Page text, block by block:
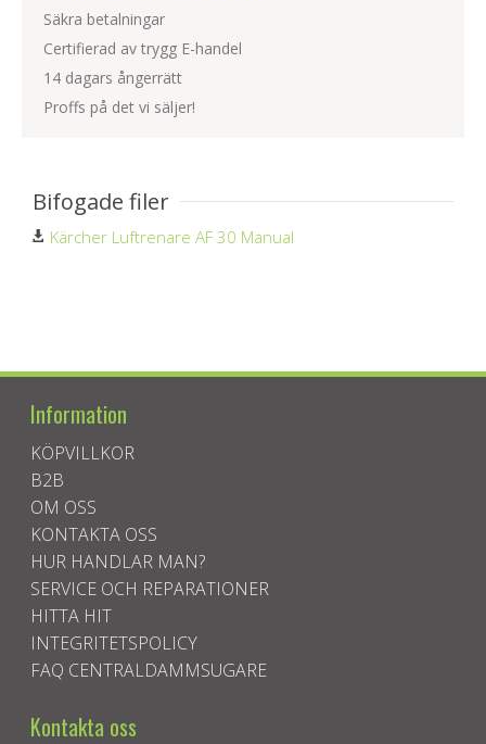
Säkra betalningar
Certifierad av trygg E-handel
14 dagars ångerrätt
Proffs på det vi säljer!
Bifogade filer
Kärcher Luftrenare AF 30 Manual
Information
KÖPVILLKOR
B2B
OM OSS
KONTAKTA OSS
HUR HANDLAR MAN?
SERVICE OCH REPARATIONER
HITTA HIT
INTEGRITETSPOLICY
FAQ CENTRALDAMMSUGARE
Kontakta oss